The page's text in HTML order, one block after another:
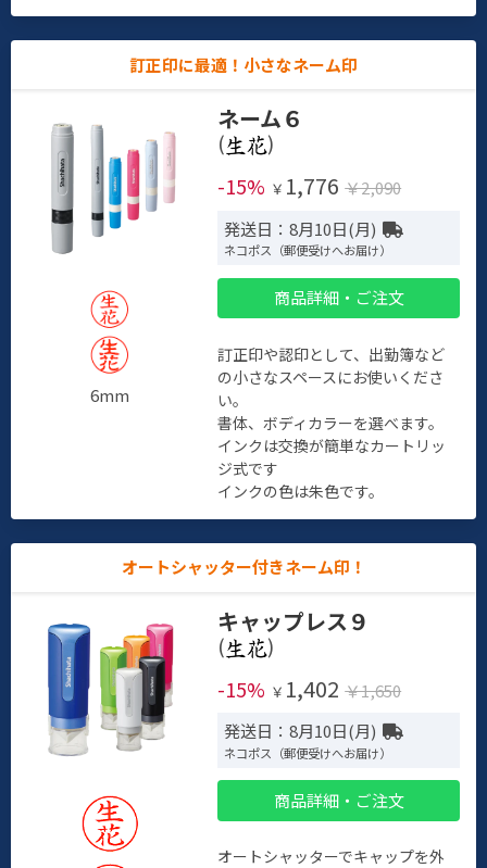
訂正印に最適！小さなネーム印
6mm
ネーム６
(
)
-15% ￥ 1,776 ￥2,090
発送日：8月10日(月)
ネコポス（郵便受けへお届け）
商品詳細・ご注文
訂正印や認印として、出勤簿など
の小さなスペースにお使いくださ
い。
書体、ボディカラーを選べます。
インクは交換が簡単なカートリッ
ジ式です
インクの色は朱色です。
オートシャッター付きネーム印！
キャップレス９
(
)
-15% ￥ 1,402 ￥1,650
発送日：8月10日(月)
ネコポス（郵便受けへお届け）
商品詳細・ご注文
オートシャッターでキャップを外